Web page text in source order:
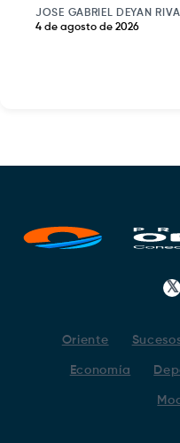
JOSE GABRIEL DEYAN
4 de agosto de 2026
𝕏
Oriente
Economía